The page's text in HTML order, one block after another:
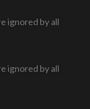
ignored by all
ignored by all